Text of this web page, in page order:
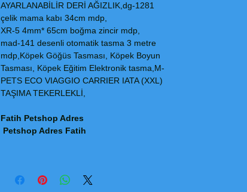
AYARLANABİLİR DERİ AĞIZLIK,dg-1281
çelik mama kabı 34cm mdp,
XR-5 4mm* 65cm boğma zincir mdp,
mad-141 desenli otomatik tasma 3 metre
mdp,Köpek Göğüs Tasması, Köpek Boyun
Tasması, Köpek Eğitim Elektronik tasma,M-
PETS ECO VIAGGIO CARRIER IATA (XXL)
TAŞIMA TEKERLEKLİ,
Fatih Petshop Adres
Petshop Adres Fatih